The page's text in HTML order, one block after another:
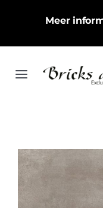
Meer
Toggle
Keramische tegels
Natuursteen